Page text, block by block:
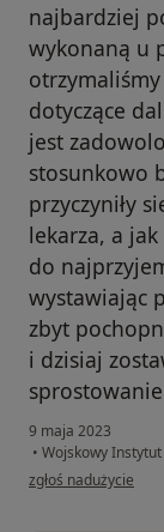
najbardziej
wykonaną u
dotyczące
jest
stosunkowo
przyczyniły
lekarza, a
do
wystawiając
zbyt
i dzisiaj
9 maja 2023
• Wojskowy
w opinii użytkownika
zgłoś nadużycie